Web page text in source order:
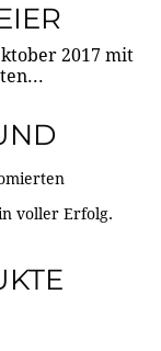
2017 mit
voller Erfolg.